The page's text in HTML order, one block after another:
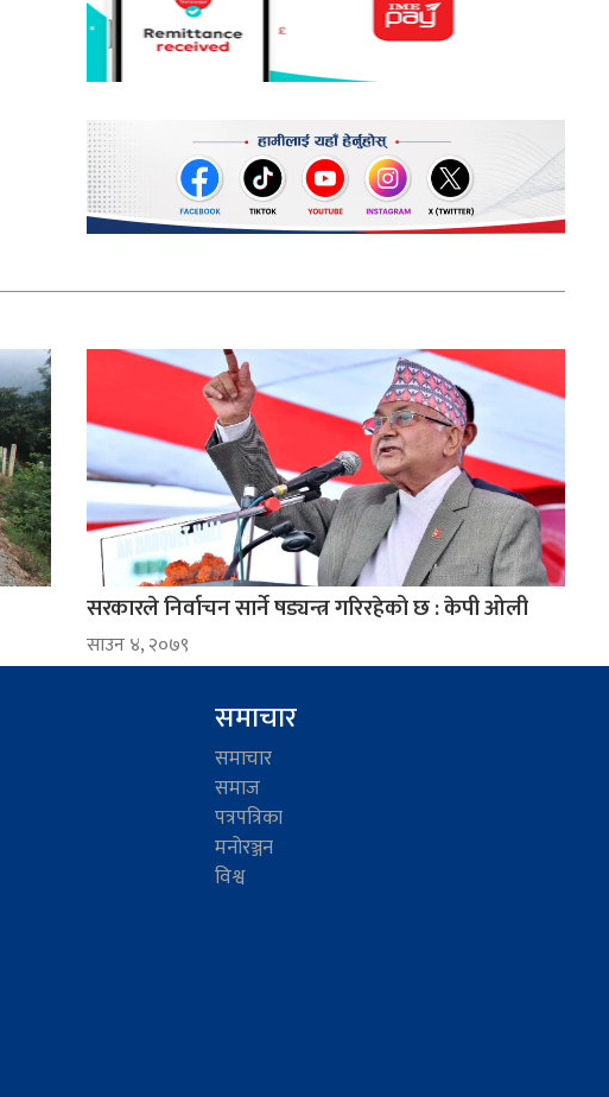
सरकारले निर्वाचन सार्ने षड्यन्त्र गरिरहेको छ : केपी ओली
साउन ४, २०७९
समाचार
समाचार
समाज
पत्रपत्रिका
मनोरञ्जन
विश्व